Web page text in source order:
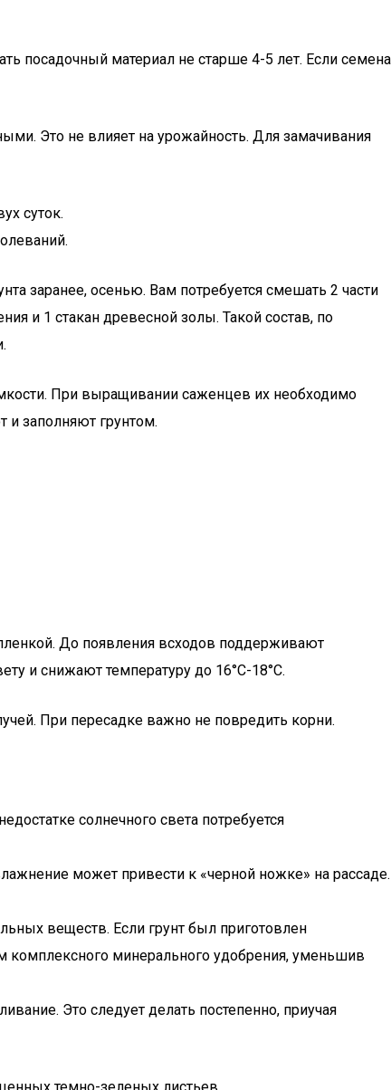
посадочный материал не старше 4-5 лет. Если семена
Это не влияет на урожайность. Для замачивания
суток.
заранее, осенью. Вам потребуется смешать 2 части
и 1 стакан древесной золы. Такой состав, по
При выращивании саженцев их необходимо
заполняют грунтом.
До появления всходов поддерживают
и снижают температуру до 16°С-18°С.
При пересадке важно не повредить корни.
солнечного света потребуется
может привести к «черной ножке» на рассаде.
веществ. Если грунт был приготовлен
комплексного минерального удобрения, уменьшив
Это следует делать постепенно, приучая